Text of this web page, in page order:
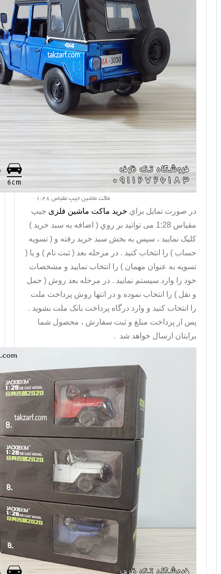
ماکت ماشین جیپ مقیاس 1:28
در صورت تمايل براي خريد ماکت ماشین فلزی جیپ
مقیاس 1:28 می توانيد بر روي ( اضافه به سبد خريد )
کليک نماييد ، سپس به بخش سبد خريد رفته و ( تسويه
حساب ) را انتخاب کنيد . در مرحله بعد ( ثبت نام ) و يا (
تسويه به عنوان مهمان ) را انتخاب نماييد و مشخصات
خود را وارد سيستم نماييد . در مرحله بعد روش ( حمل
و نقل ) را انتخاب نموده و در انتها روش پرداخت ملت
را انتخاب کنيد و وارد درگاه پرداخت بانک ملت بشويد .
پس از پرداخت مبلغ و ثبت سفارش ، محصول شما
برايتان ارسال خواهد شد .